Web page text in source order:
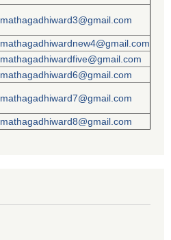
mathagadhiward3@gmail.com
mathagadhiwardnew4@gmail.com
mathagadhiwardfive@gmail.com
mathagadhiward6@gmail.com
mathagadhiward7@gmail.com
mathagadhiward8@gmail.com